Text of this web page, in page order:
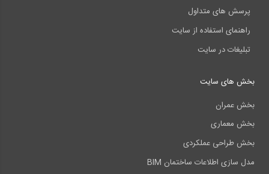
پرسش های متداول
راهنمای استفاده از سایت
تبلیغات در سایت
بخش های سایت
بخش عمران
بخش معماری
بخش طراحی عملکردی
مدل سازی اطلاعات ساختمان BIM